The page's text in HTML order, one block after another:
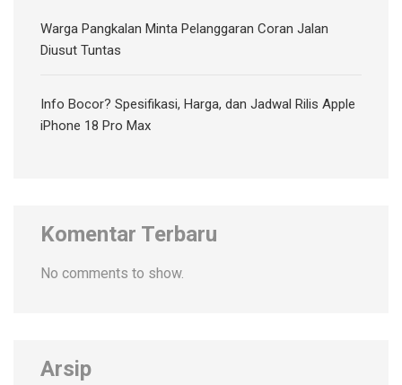
Warga Pangkalan Minta Pelanggaran Coran Jalan
Diusut Tuntas
Info Bocor? Spesifikasi, Harga, dan Jadwal Rilis Apple
iPhone 18 Pro Max
Komentar Terbaru
No comments to show.
Arsip